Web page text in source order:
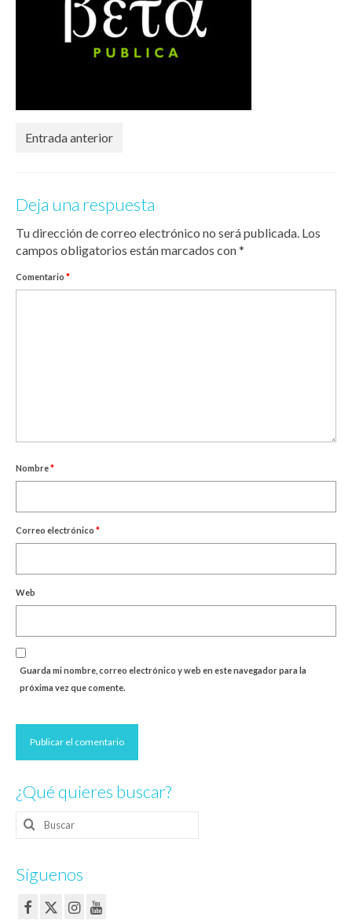
Entrada anterior
Deja una respuesta
Tu dirección de correo electrónico no será publicada. Los
campos obligatorios están marcados con*
Comentario *
Nombre*
Correo electrónico *
Web
Guarda mi nombre, correo electrónico y web en este navegador para la
próxima vez que comente.
¿Qué quieres buscar?
Buscar
por:
Síguenos